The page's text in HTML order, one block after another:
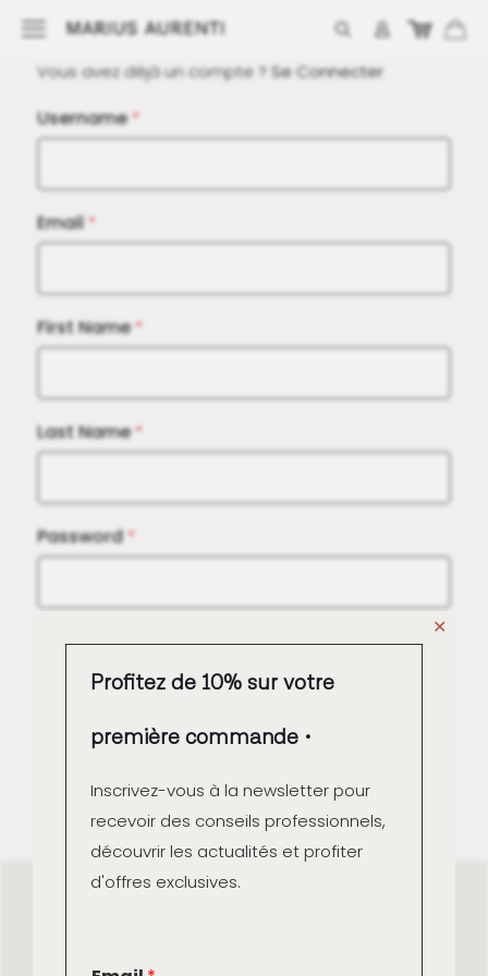
Vous avez déjà un compte ?Se Connecter
Username*
Email*
First Name*
Last Name*
Password*
Confirmer le Mot de Passe*
✕
Profitez de 10% sur votre
première commande
Inscrivez-vous à la newsletter pour
recevoir des conseils professionnels,
découvrir les actualités et profiter
d'offres exclusives.